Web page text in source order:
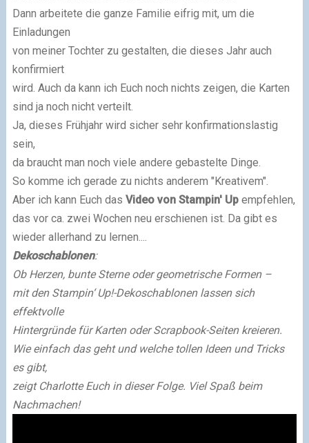
Dann arbeitete die ganze Familie eifrig mit, um die
Einladungen
von meiner Tochter zu gestalten, die dieses Jahr auch
konfirmiert
wird. Auch da kann ich Euch noch nichts zeigen, die Karten
sind ja noch nicht verteilt.
Ja, dieses Frühjahr wird sicher sehr konfirmationslastig
sein,
da braucht man noch viele andere gebastelte Dinge.
So komme ich gerade zu nichts anderem "Kreativem".
Aber ich kann Euch das Video von Stampin' Up empfehlen,
das vor ca. zwei Wochen neu erschienen ist. Da gibt es
wieder allerhand zu lernen....
Dekoschablonen:
Ob Herzen, bunte Sterne oder geometrische Formen –
mit den Stampin‘ Up!-Dekoschablonen lassen sich
effektvolle
Hintergründe für Karten oder Scrapbook-Seiten kreieren.
Wie einfach das geht und welche tollen Ideen und Tricks
es gibt,
zeigt Charlotte Euch in dieser Folge. Viel Spaß beim
Nachmachen!